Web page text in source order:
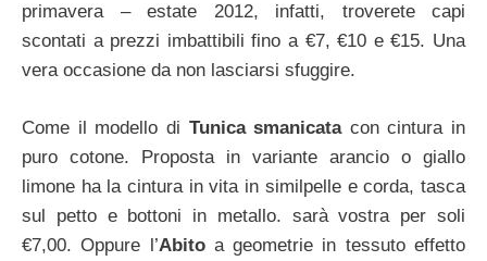
primavera – estate 2012, infatti, troverete capi
scontati a prezzi imbattibili fino a €7, €10 e €15. Una
vera occasione da non lasciarsi sfuggire.
Come il modello di Tunica smanicatacon cintura in
puro cotone. Proposta in variante arancio o giallo
limone ha la cintura in vita in similpelle e corda, tasca
sul petto e bottoni in metallo. sarà vostra per soli
€7,00. Oppure l’Abitoa geometrie in tessuto effetto